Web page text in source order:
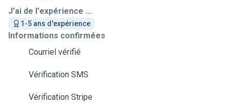
J'ai de l'expérience ...
1-5 ans d'expérience
Informations confirmées
Courriel vérifié
Vérification SMS
Vérification Stripe